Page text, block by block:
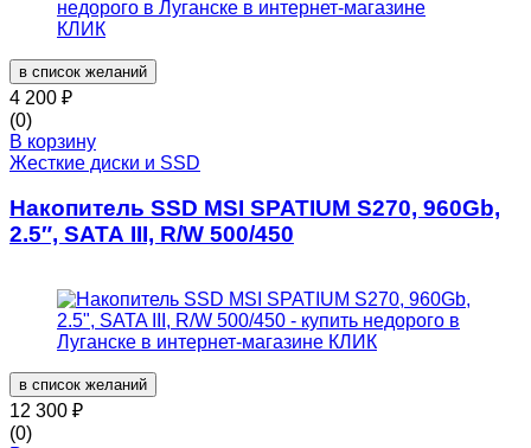
в список желаний
4 200 ₽
(0)
В корзину
Жесткие диски и SSD
Накопитель SSD MSI SPATIUM S270, 960Gb,
2.5″, SATA III, R/W 500/450
в список желаний
12 300 ₽
(0)